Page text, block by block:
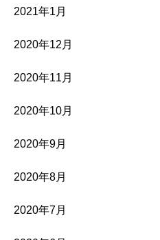
2021年1月
2020年12月
2020年11月
2020年10月
2020年9月
2020年8月
2020年7月